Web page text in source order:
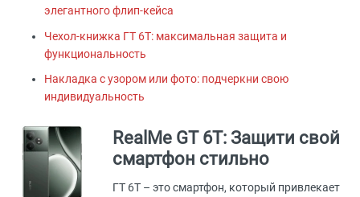
элегантного флип-кейса
Чехол-книжка ГТ 6Т: максимальная защита и
функциональность
Накладка с узором или фото: подчеркни свою
индивидуальность
RealMe GT 6T: Защити свой
смартфон стильно
ГТ 6Т – это смартфон, который привлекает